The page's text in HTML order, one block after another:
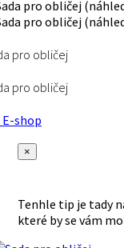
pro obličej
pro obličej
shop
×
Tenhle tip je tady
které by se vám